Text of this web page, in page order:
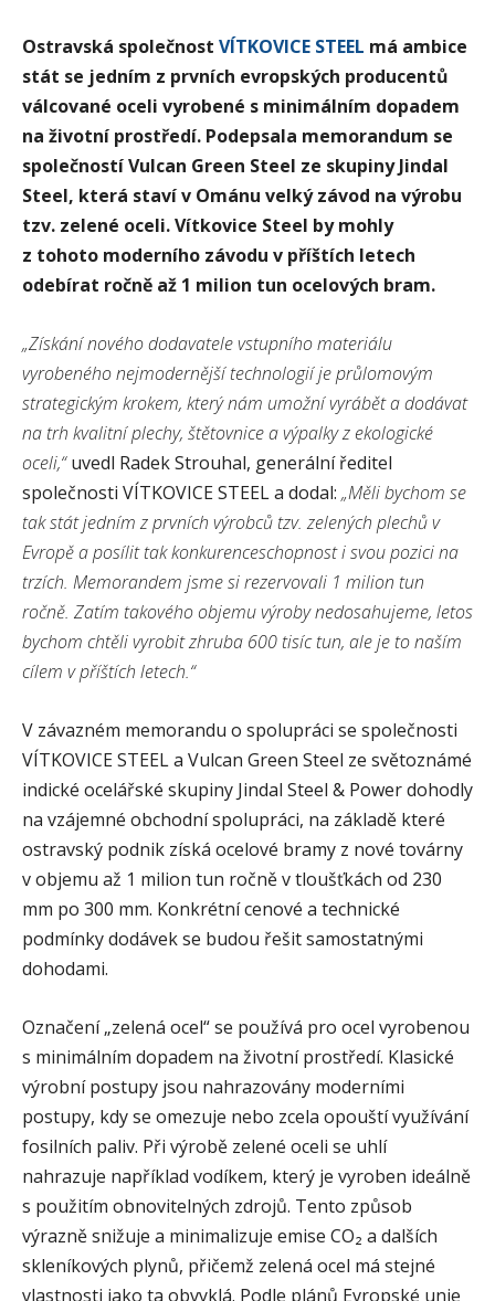
Ostravská společnost VÍTKOVICE STEEL má ambice
stát se jedním z prvních evropských producentů
válcované oceli vyrobené s minimálním dopadem
na životní prostředí. Podepsala memorandum se
společností Vulcan Green Steel ze skupiny Jindal
Steel, která staví v Ománu velký závod na výrobu
tzv. zelené oceli. Vítkovice Steel by mohly
z tohoto moderního závodu v příštích letech
odebírat ročně až 1 milion tun ocelových bram.
„Získání nového dodavatele vstupního materiálu
vyrobeného nejmodernější technologií je průlomovým
strategickým krokem, který nám umožní vyrábět a dodávat
na trh kvalitní plechy, štětovnice a výpalky z ekologické
oceli,“uvedl Radek Strouhal, generální ředitel
společnosti VÍTKOVICE STEEL a dodal: „Měli bychom se
tak stát jedním z prvních výrobců tzv. zelených plechů v
Evropě a posílit tak konkurenceschopnost i svou pozici na
trzích. Memorandem jsme si rezervovali 1 milion tun
ročně. Zatím takového objemu výroby nedosahujeme, letos
bychom chtěli vyrobit zhruba 600 tisíc tun, ale je to naším
cílem v příštích letech.“
V závazném memorandu o spolupráci se společnosti
VÍTKOVICE STEEL a Vulcan Green Steel ze světoznámé
indické ocelářské skupiny Jindal Steel & Power dohodly
na vzájemné obchodní spolupráci, na základě které
ostravský podnik získá ocelové bramy z nové továrny
v objemu až 1 milion tun ročně v tloušťkách od 230
mm po 300 mm. Konkrétní cenové a technické
podmínky dodávek se budou řešit samostatnými
dohodami.
Označení „zelená ocel“ se používá pro ocel vyrobenou
s minimálním dopadem na životní prostředí. Klasické
výrobní postupy jsou nahrazovány moderními
postupy, kdy se omezuje nebo zcela opouští využívání
fosilních paliv. Při výrobě zelené oceli se uhlí
nahrazuje například vodíkem, který je vyroben ideálně
s použitím obnovitelných zdrojů. Tento způsob
výrazně snižuje a minimalizuje emise CO₂ a dalších
skleníkových plynů, přičemž zelená ocel má stejné
vlastnosti jako ta obvyklá. Podle plánů Evropské unie